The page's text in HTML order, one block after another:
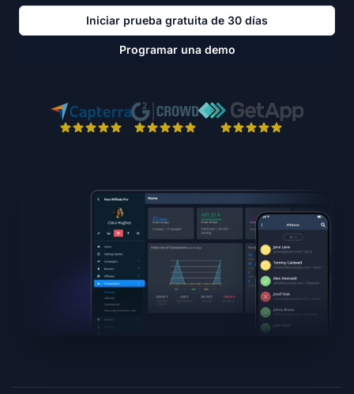
Iniciar prueba gratuita de 30 días
Programar una demo